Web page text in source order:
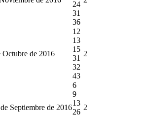
24
31
36
Octubre de 2016
12
13
15
31
32
43
2
Septiembre de 2016
6
9
13
26
2